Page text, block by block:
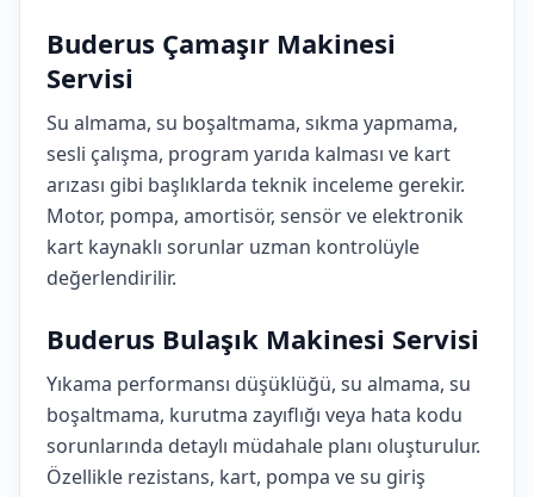
Buderus Çamaşır Makinesi
Servisi
Su almama, su boşaltmama, sıkma yapmama,
sesli çalışma, program yarıda kalması ve kart
arızası gibi başlıklarda teknik inceleme gerekir.
Motor, pompa, amortisör, sensör ve elektronik
kart kaynaklı sorunlar uzman kontrolüyle
değerlendirilir.
Buderus Bulaşık Makinesi Servisi
Yıkama performansı düşüklüğü, su almama, su
boşaltmama, kurutma zayıflığı veya hata kodu
sorunlarında detaylı müdahale planı oluşturulur.
Özellikle rezistans, kart, pompa ve su giriş